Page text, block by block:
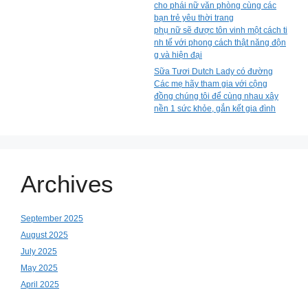
cho phái nữ văn phòng cùng các
bạn trẻ yêu thời trang
phụ nữ sẽ được tôn vinh một cách ti
nh tế với phong cách thật năng độn
g và hiện đại
Sữa Tươi Dutch Lady có đường
Các mẹ hãy tham gia với cộng
đồng chúng tôi để cùng nhau xây
nền 1 sức khỏe, gắn kết gia đình
Archives
September 2025
August 2025
July 2025
May 2025
April 2025